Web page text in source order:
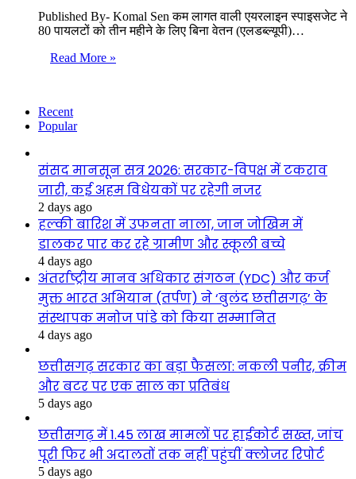
Published By- Komal Sen कम लागत वाली एयरलाइन स्पाइसजेट ने
80 पायलटों को तीन महीने के लिए बिना वेतन (एलडब्ल्यूपी)…
Read More »
Recent
Popular
संसद मानसून सत्र 2026: सरकार-विपक्ष में टकराव
जारी, कई अहम विधेयकों पर रहेगी नजर
2 days ago
हल्की बारिश में उफनता नाला, जान जोखिम में
डालकर पार कर रहे ग्रामीण और स्कूली बच्चे
4 days ago
अंतर्राष्ट्रीय मानव अधिकार संगठन (YDC) और कर्ज
मुक्त भारत अभियान (तर्पण) ने ‘बुलंद छत्तीसगढ़’ के
संस्थापक मनोज पांडे को किया सम्मानित
4 days ago
छत्तीसगढ़ सरकार का बड़ा फैसला: नकली पनीर, क्रीम
और बटर पर एक साल का प्रतिबंध
5 days ago
छत्तीसगढ़ में 1.45 लाख मामलों पर हाईकोर्ट सख्त, जांच
पूरी फिर भी अदालतों तक नहीं पहुंचीं क्लोजर रिपोर्ट
5 days ago